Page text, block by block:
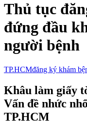
Thủ tục
đứng đầu
người bệnh
TP.HCMđăng ký khám
Khâu làm giấy
Vấn đề nhức
TP.HCM